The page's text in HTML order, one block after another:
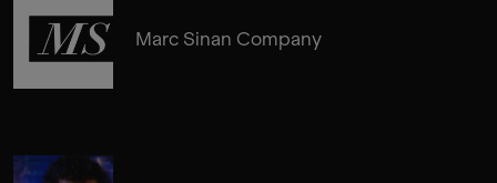
Marc Sinan Company